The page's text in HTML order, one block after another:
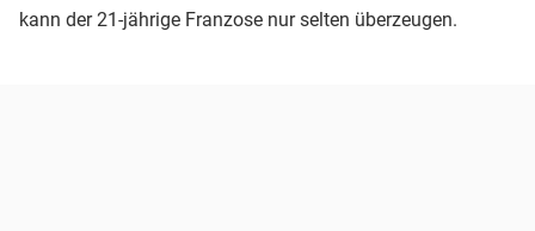
kann der 21-jährige Franzose nur selten überzeugen.